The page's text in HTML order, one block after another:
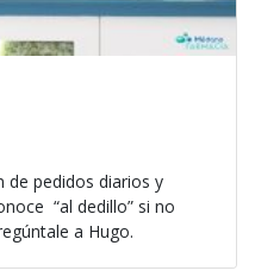
de pedidos diarios y
“al dedillo” si no
a Hugo.